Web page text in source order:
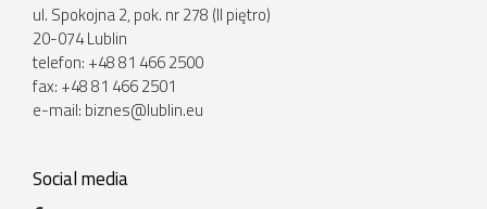
ul. Spokojna 2, pok. nr 278 (II piętro)
20-074 Lublin
telefon: +48 81 466 2500
fax: +48 81 466 2501
e-mail: biznes@lublin.eu
Social media